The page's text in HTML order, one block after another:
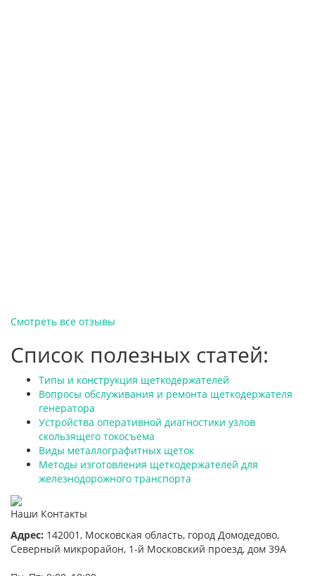
Смотреть все отзывы
Список полезных статей:
Типы и конструкция щеткодержателей
Вопросы обслуживания и ремонта щеткодержателя
генератора
Устройства оперативной диагностики узлов
скользящего токосъема
Виды металлографитных щеток
Методы изготовления щеткодержателей для
железнодорожного транспорта
Наши Контакты
Адрес: 142001, Московская область, город Домодедово,
Северный микрорайон, 1-й Московский проезд, дом 39А